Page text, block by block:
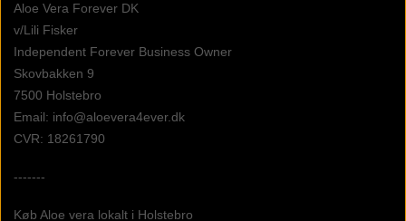
Aloe Vera Forever DK
v/Lili Fisker
Independent Forever Business Owner
Skovbakken 9
7500 Holstebro
Email: info@aloevera4ever.dk
CVR: 18261790
-------
Køb Aloe vera lokalt i Holstebro